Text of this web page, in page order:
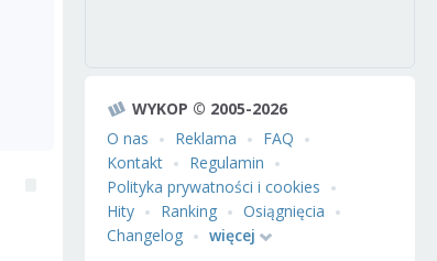
WYKOP © 2005-2026
O nas
Reklama
FAQ
Kontakt
Regulamin
Polityka prywatności i cookies
Hity
Ranking
Osiągnięcia
Changelog
więcej